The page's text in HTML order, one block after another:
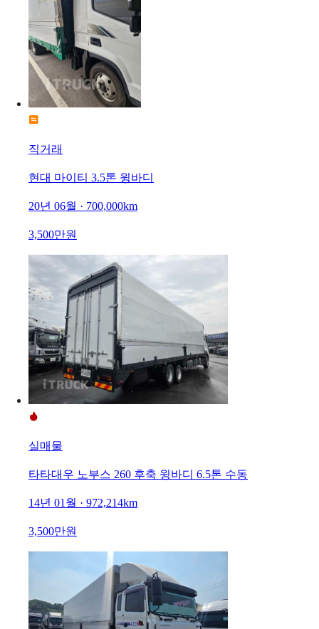
직거래
현대 마이티 3.5톤 윙바디
20년 06월 · 700,000km
3,500만원
실매물
타타대우 노부스 260 후축 윙바디 6.5톤 수동
14년 01월 · 972,214km
3,500만원